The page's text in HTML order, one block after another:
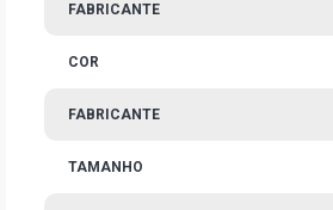
FABRICANTE
COR
FABRICANTE
TAMANHO